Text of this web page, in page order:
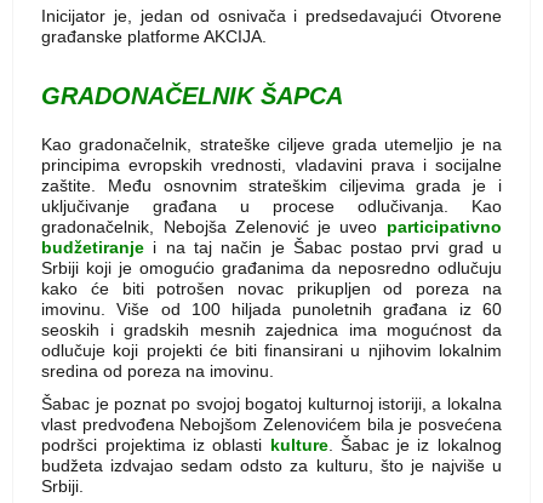
Inicijator je, jedan od osnivača i predsedavajući Otvorene
građanske platforme AKCIJA.
GRADONAČELNIK ŠAPCA
Kao gradonačelnik, strateške ciljeve grada utemeljio je na
principima evropskih vrednosti, vladavini prava i socijalne
zaštite. Među osnovnim strateškim ciljevima grada je i
uključivanje građana u procese odlučivanja. Kao
gradonačelnik, Nebojša Zelenović je uveo participativno
budžetiranje i na taj način je Šabac postao prvi grad u
Srbiji koji je omogućio građanima da neposredno odlučuju
kako će biti potrošen novac prikupljen od poreza na
imovinu. Više od 100 hiljada punoletnih građana iz 60
seoskih i gradskih mesnih zajednica ima mogućnost da
odlučuje koji projekti će biti finansirani u njihovim lokalnim
sredina od poreza na imovinu.
Šabac je poznat po svojoj bogatoj kulturnoj istoriji, a lokalna
vlast predvođena Nebojšom Zelenovićem bila je posvećena
podršci projektima iz oblasti kulture. Šabac je iz lokalnog
budžeta izdvajao sedam odsto za kulturu, što je najviše u
Srbiji.